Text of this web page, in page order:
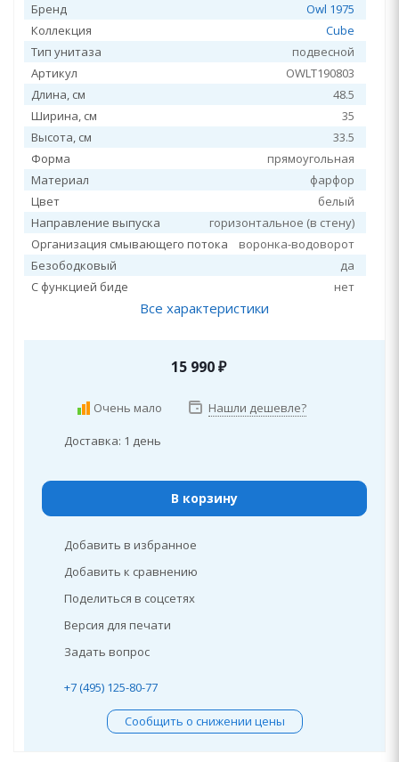
Бренд
Owl 1975
Коллекция
Cube
Тип унитаза
подвесной
Артикул
OWLT190803
Длина, см
48.5
Ширина, см
35
Высота, см
33.5
Форма
прямоугольная
Материал
фарфор
Цвет
белый
Направление выпуска
горизонтальное (в стену)
Организация смывающего потока
воронка-водоворот
Безободковый
да
С функцией биде
нет
Все характеристики
15 990₽
Очень мало Нашли дешевле?
Доставка: 1 день
В корзину
Добавить в избранное
Добавить к сравнению
Поделиться в соцсетях
Версия для печати
Задать вопрос
+7 (495) 125-80-77
Сообщить о снижении цены